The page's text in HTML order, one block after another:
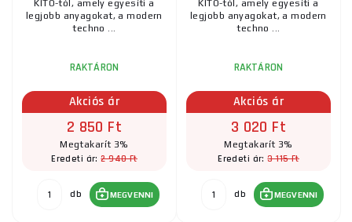
KITO-tól, amely egyesíti a
legjobb anyagokat, a modern
techno ...
RAKTÁRON
Akciós ár
2 850 Ft
Megtakarít 3%
Eredeti ár:2 940 Ft
db MEGVENNI
KITO-tól, amely egyesíti a
legjobb anyagokat, a modern
techno ...
RAKTÁRON
Akciós ár
3 020 Ft
Megtakarít 3%
Eredeti ár:3 115 Ft
db MEGVENNI